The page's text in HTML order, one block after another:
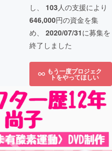
し、 103人の支援により
646,000円の資金を集
め、 2020/07/31に募集を
終了しました
もう一度プロジェク
トをやってほしい